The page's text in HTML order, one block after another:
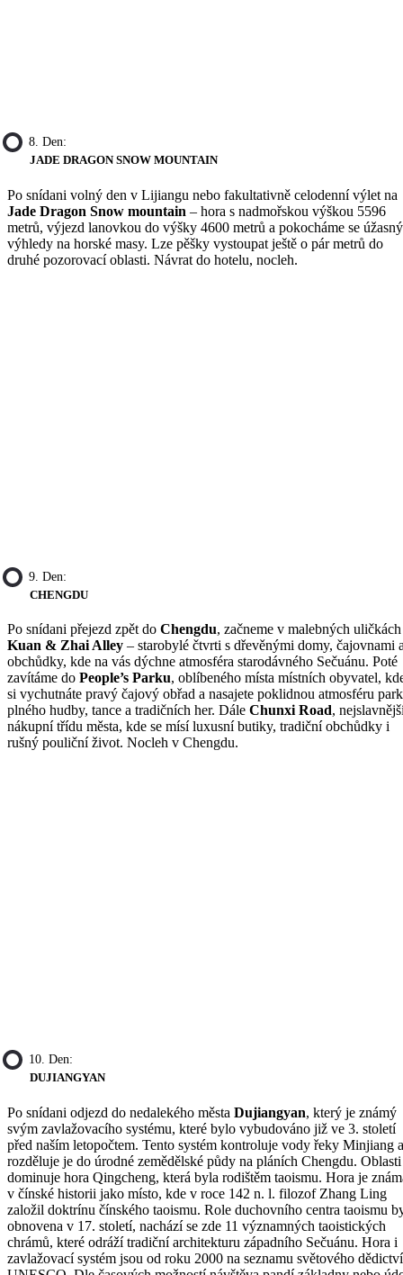
8. Den:
JADE DRAGON SNOW MOUNTAIN
Po snídani volný den v Lijiangu nebo fakultativně celodenní výlet na
Jade Dragon Snow mountain – hora s nadmořskou výškou 5596
metrů, výjezd lanovkou do výšky 4600 metrů a pokocháme se
výhledy na horské masy. Lze pěšky vystoupat ještě o pár metrů do
druhé pozorovací oblasti. Návrat do hotelu, nocleh.
9. Den:
CHENGDU
Po snídani přejezd zpět do Chengdu, začneme v malebných uličkách
Kuan & Zhai Alley – starobylé čtvrti s dřevěnými domy, čajovnami
obchůdky, kde na vás dýchne atmosféra starodávného Sečuánu. Poté
zavítáme do People’s Parku, oblíbeného místa místních obyvatel,
si vychutnáte pravý čajový obřad a nasajete poklidnou atmosféru
plného hudby, tance a tradičních her. Dále Chunxi Road,
nákupní třídu města, kde se mísí luxusní butiky, tradiční obchůdky i
rušný pouliční život. Nocleh v Chengdu.
10. Den:
DUJIANGYAN
Po snídani odjezd do nedalekého města Dujiangyan, který je známý
svým zavlažovacího systému, které bylo vybudováno již ve 3. století
před naším letopočtem. Tento systém kontroluje vody řeky Minjiang a
rozděluje je do úrodné zemědělské půdy na pláních Chengdu. Oblasti
dominuje hora Qingcheng, která byla rodištěm taoismu. Hora je
v čínské historii jako místo, kde v roce 142 n. l. filozof Zhang Ling
založil doktrínu čínského taoismu. Role duchovního centra taoismu
obnovena v 17. století, nachází se zde 11 významných taoistických
chrámů, které odráží tradiční architekturu západního Sečuánu. Hora i
zavlažovací systém jsou od roku 2000 na seznamu světového dědictví